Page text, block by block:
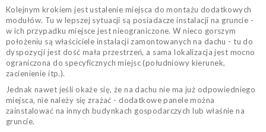
Kolejnym krokiem jest ustalenie miejsca do montażu dodatkowych
modułów. Tu w lepszej sytuacji są posiadacze instalacji na gruncie -
w ich przypadku miejsce jest nieograniczone. W nieco gorszym
położeniu są właściciele instalacji zamontowanych na dachu - tu do
dyspozycji jest dość mała przestrzeń, a sama lokalizacja jest mocno
ograniczona do specyficznych miejsc (południowy kierunek,
zacienienie itp.).
Jednak nawet jeśli okaże się, że na dachu nie ma już odpowiedniego
miejsca, nie należy się zrażać - dodatkowe panele można
zainstalować na innych budynkach gospodarczych lub właśnie na
gruncie.